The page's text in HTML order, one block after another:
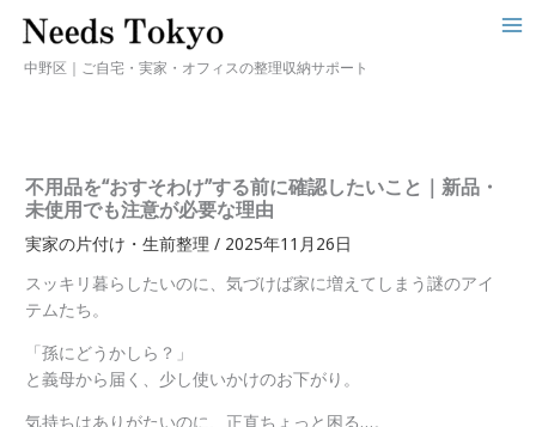
中野区｜ご自宅・実家・オフィスの整理収納サポート
不用品を“おすそわけ”する前に確認したいこと｜新品・
未使用でも注意が必要な理由
実家の片付け・生前整理/ 2025年11月26日
スッキリ暮らしたいのに、気づけば家に増えてしまう謎のアイ
テムたち。
「孫にどうかしら？」
と義母から届く、少し使いかけのお下がり。